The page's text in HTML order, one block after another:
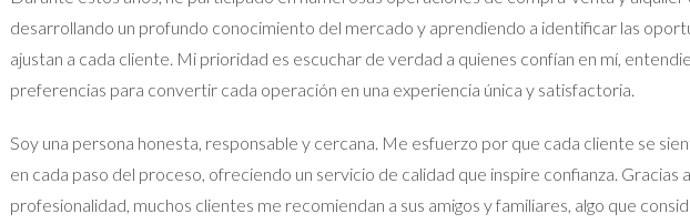
de interesados no calificados. Al trabajar con Iraido Rodriguez, Laura aprendió a
clave y criterios específicos. Esto no solo le ahorró tiempo valioso, sino que también le
lo que resultó en una venta exitosa en poco tiempo.
propiedad sin una estrategia clara puede llevar a frustraciones innecesarias y resultados
al mercado es crucial para evitar estos escollos. Con el enfoque adecuado,
desarrollando un profundo conocimiento del mercado y aprendiendo a identificar las
ajustan a cada cliente. Mi prioridad es escuchar de verdad a quienes confían en mí,
preferencias para convertir cada operación en una experiencia única y satisfactoria.
Soy una persona honesta, responsable y cercana. Me esfuerzo por que cada cliente se
en cada paso del proceso, ofreciendo un servicio de calidad que inspire confianza. Gracias
profesionalidad, muchos clientes me recomiendan a sus amigos y familiares, algo que